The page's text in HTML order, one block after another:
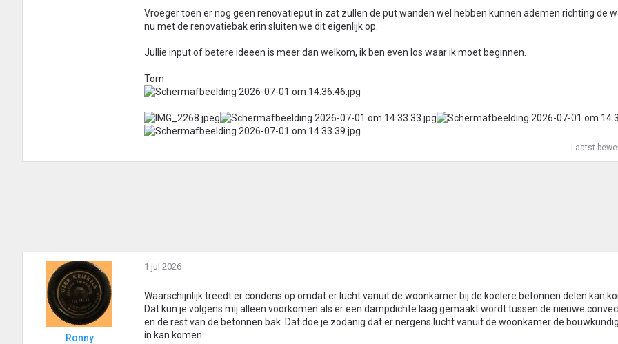
Vroeger toen er nog geen renovatieput in zat zullen de put wanden wel hebben kunnen ademen richting de
nu met de renovatiebak erin sluiten we dit eigenlijk op.
Jullie input of betere ideeen is meer dan welkom, ik ben even los waar ik moet beginnen.
Tom
Laatst
Ronny
1 jul 2026
Waarschijnlijk treedt er condens op omdat er lucht vanuit de woonkamer bij de koelere betonnen delen kan
Dat kun je volgens mij alleen voorkomen als er een dampdichte laag gemaakt wordt tussen de nieuwe
en de rest van de betonnen bak. Dat doe je zodanig dat er nergens lucht vanuit de woonkamer de
in kan komen.